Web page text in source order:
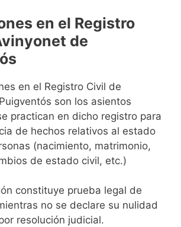
en el Registro
de
en el Registro Civil de
son los asientos
practican en dicho registro para
de hechos relativos al estado
(nacimiento, matrimonio,
de estado civil, etc.)
constituye prueba legal de
no se declare su nulidad
resolución judicial.